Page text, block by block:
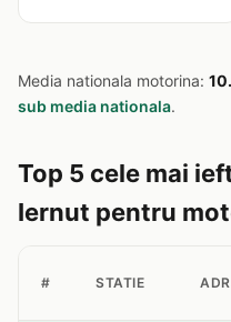
Media nationala motorina:
sub media nationala.
Top 5 cele mai
Iernut pentru
# STATIE